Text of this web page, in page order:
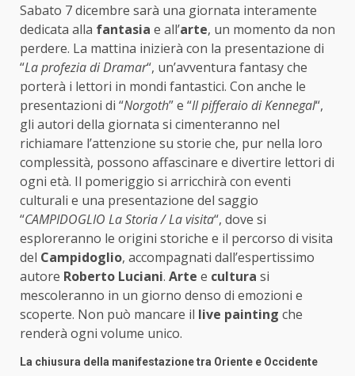
Sabato 7 dicembre sarà una giornata interamente
dedicata alla fantasia e all’arte, un momento da non
perdere. La mattina inizierà con la presentazione di
“La profezia di Dramar“, un’avventura fantasy che
porterà i lettori in mondi fantastici. Con anche le
presentazioni di “Norgoth” e “Il pifferaio di Kennegal“,
gli autori della giornata si cimenteranno nel
richiamare l’attenzione su storie che, pur nella loro
complessità, possono affascinare e divertire lettori di
ogni età. Il pomeriggio si arricchirà con eventi
culturali e una presentazione del saggio
“CAMPIDOGLIO La Storia / La visita“, dove si
esploreranno le origini storiche e il percorso di visita
del Campidoglio, accompagnati dall’espertissimo
autore Roberto Luciani. Arte e cultura si
mescoleranno in un giorno denso di emozioni e
scoperte. Non può mancare il live painting che
renderà ogni volume unico.
La chiusura della manifestazione tra Oriente e Occidente